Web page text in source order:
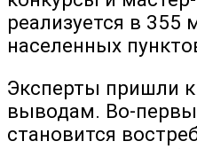
реализуется в 355
населенных
Эксперты пришли
выводам. Во-
становится